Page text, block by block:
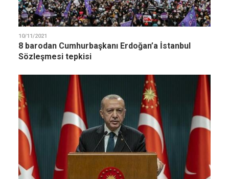
10/11/2021
8 barodan Cumhurbaşkanı Erdoğan’a İstanbul
Sözleşmesi tepkisi